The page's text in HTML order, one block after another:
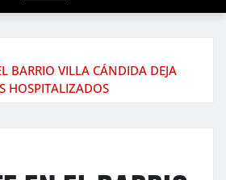
BARRIO VILLA CÁNDIDA DEJA
HOSPITALIZADOS